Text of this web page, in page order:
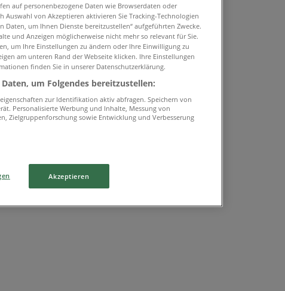
auf personenbezogene Daten wie Browserdaten oder
Auswahl von Akzeptieren aktivieren Sie Tracking-Technologien
Daten, um Ihnen Dienste bereitzustellen“ aufgeführten Zwecke.
und Anzeigen möglicherweise nicht mehr so relevant für Sie.
um Ihre Einstellungen zu ändern oder Ihre Einwilligung zu
am unteren Rand der Webseite klicken. Ihre Einstellungen
finden Sie in unserer Datenschutzerklärung.
um Folgendes bereitzustellen:
zur Identifikation aktiv abfragen. Speichern von
Personalisierte Werbung und Inhalte, Messung von
Zielgruppenforschung sowie Entwicklung und Verbesserung
Akzeptieren